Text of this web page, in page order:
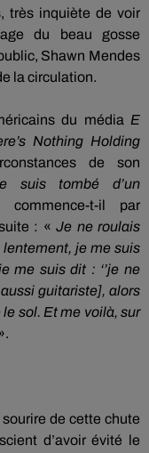
très inquiète de voir
du beau gosse
Shawn Mendes
la circulation.
du média E
Nothing Holding
de son
suis tombé d’un
t-il par
: «Je ne roulais
lentement, je me suis
me suis dit : ‘’je ne
aussiguitariste], alors
le sol. Et me voilà, sur
de cette chute
d’avoir évité le